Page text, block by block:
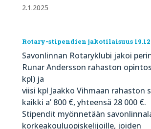
2.1.2025
Rotary-stipendien jakotilaisuus
Savonlinnan Rotaryklubi jakoi
Runar Andersson rahaston
kpl) ja
viisi kpl Jaakko Vihmaan rahaston
kaikki a’ 800 €, yhteensä 28 000 €.
Stipendit myönnetään
korkeakouluopiskelijoille, joiden